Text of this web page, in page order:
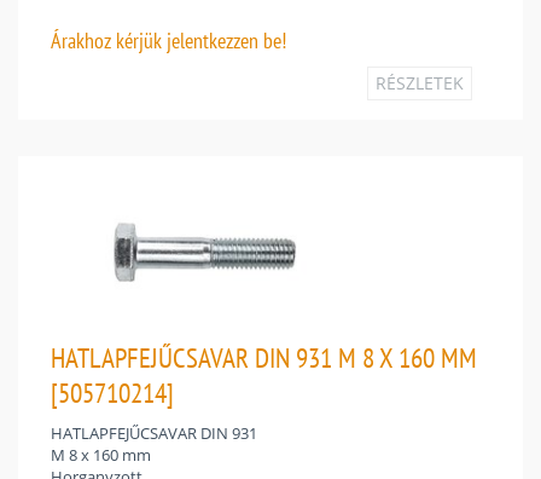
Árakhoz kérjük jelentkezzen be!
RÉSZLETEK
HATLAPFEJŰCSAVAR DIN 931 M 8 X 160 MM
[505710214]
HATLAPFEJŰCSAVAR DIN 931
M 8 x 160 mm